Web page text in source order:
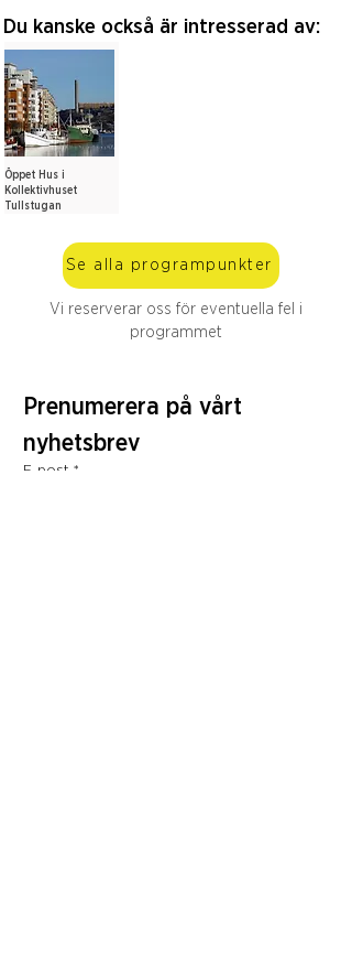
Du kanske också är intresserad av:
Öppet Hus i
Kollektivhuset
Tullstugan
Se alla programpunkter
Vi reserverar oss för eventuella fel i
programmet
Prenumerera på vårt
nyhetsbrev
E-post *